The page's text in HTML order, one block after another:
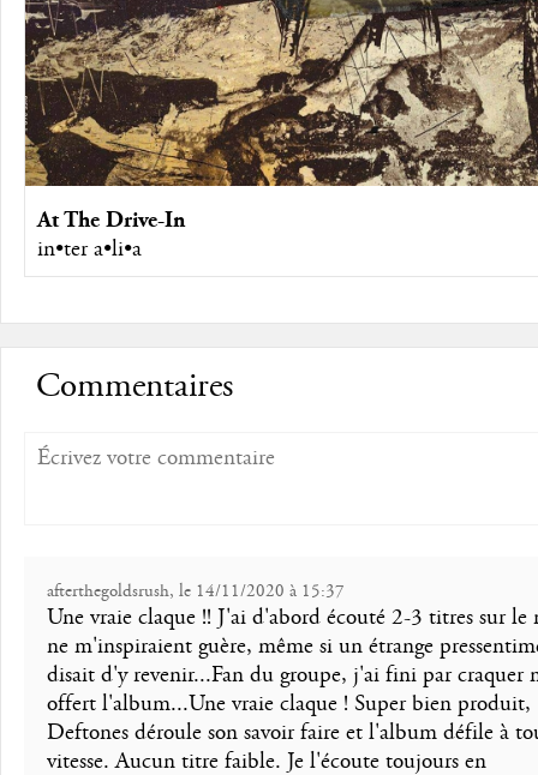
At The Drive-In
in•ter a•li•a
Commentaires
afterthegoldsrush, le 14/11/2020 à 15:37
Une vraie claque !! J'ai d'abord écouté 2-3 titres sur le
ne m'inspiraient guère, même si un étrange
disait d'y revenir...Fan du groupe, j'ai fini par craquer
offert l'album...Une vraie claque ! Super bien produit,
Deftones déroule son savoir faire et l'album défile à
vitesse. Aucun titre faible. Je l'écoute toujours en